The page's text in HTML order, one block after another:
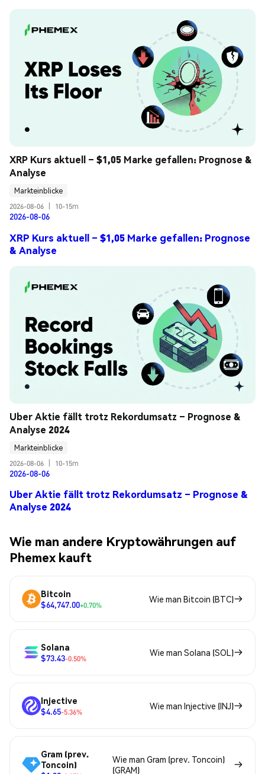
XRP Kurs aktuell – $1,05 Marke gefallen: Prognose &
Analyse
Markteinblicke
2026-08-06
10-15m
2026-08-06
XRP Kurs aktuell – $1,05 Marke gefallen: Prognose
& Analyse
Uber Aktie fällt trotz Rekordumsatz – Prognose &
Analyse 2024
Markteinblicke
2026-08-06
10-15m
2026-08-06
Uber Aktie fällt trotz Rekordumsatz – Prognose &
Analyse 2024
Wie man andere Kryptowährungen auf
Phemex kauft
Bitcoin
$64,747.00+0.70%
Wie man Bitcoin (BTC)
Solana
$73.43-0.50%
Wie man Solana (SOL)
Injective
$4.65-5.36%
Wie man Injective (INJ)
Gram (prev.
Toncoin)
Wie man Gram (prev. Toncoin)
(GRAM)